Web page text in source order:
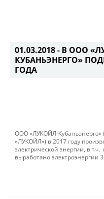
01.03.2018 - В ООО
КУБАНЬЭНЕРГО»
ГОДА
ООО «ЛУКОЙЛ-Кубаньэнерго»
«ЛУКОЙЛ») в 2017 году
электрической энергии, в
выработано электроэнергии